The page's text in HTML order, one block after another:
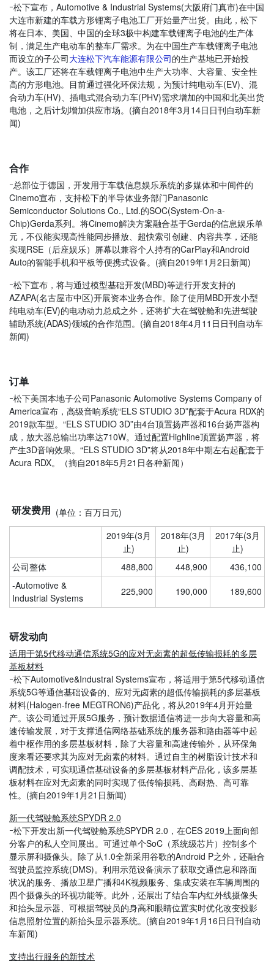
ｰ松下宣布，Automotive & Industrial Systems(大阪府门真市)在中国
大连市新建的车载方形锂离子电池工厂开始量产出货。由此，松下
将在日本、美国、中国的全球3极中构建车载锂离子电池的生产体
制，满足生产电动车的整车厂需求。为在中国生产车载锂离子电池
而设立的子公司大连松下汽车能源有限公司的生产基地已开始投
产。该工厂还将在车载锂离子电池中生产大功率、大容量、安全性
高的方形电池。目前通过强化环保法规，为预计纯电动车(EV)、混
合动力车(HV)、插电式混合动力车(PHV)需求增加的中国和北美出货
电池，之后计划增加供应市场。(摘自2018年3月14日日刊自动车新
闻)
合作
ｰ总部位于德国，开发用于车载信息娱乐系统的多媒体和中间件的
Cinemo宣布，支持松下的半导体业务部门Panasonic
Semiconductor Solutions Co., Ltd.的SOC(System-On-a-
Chip)Gerda系列。将Cinemo解决方案融合基于Gerda的信息娱乐单
元，不仅能实现高性能同步播放、超快索引创建、内容共享，还能
实现RSE（后座娱乐）屏幕以兼容个人持有的CarPlay和Android
Auto的智能手机和平板等便携式设备。(摘自2019年1月2日新闻)
ｰ松下宣布，将与通过模型基础开发(MBD)等进行开发支持的
AZAPA(名古屋市中区)开展资本业务合作。除了使用MBD开发小型
纯电动车(EV)的电动动力总成之外，还将扩大在驾驶舱和先进驾驶
辅助系统(ADAS)领域的合作范围。(摘自2018年4月11日日刊自动车
新闻)
订单
ｰ松下美国本地子公司Panasonic Automotive Systems Company of
America宣布，高级音响系统“ELS STUDIO 3D”配套于Acura RDX的
2019款车型。“ELS STUDIO 3D”由4台顶置扬声器和16台扬声器构
成，放大器总输出功率达710W。通过配置Highline顶置扬声器，将
产生3D音响效果。“ELS STUDIO 3D”将从2018年中期左右起配套于
Acura RDX。（摘自2018年5月21 日各种新闻）
研发费用 (单位：百万日元)
2019年(3月
止)
2018年(3月
止)
2017年(3月
止)
公司整体
488,800 448,900
436,100
-Automotive &
Industrial Systems
225,900 190,000 189,600
研发动向
适用于第5代移动通信系统5G的应对无卤素的超低传输损耗的多层
基板材料
ｰ松下Automotive&Industral Systems宣布，将适用于第5代移动通信
系统5G等通信基础设备的、应对无卤素的超低传输损耗的多层基板
材料(Halogen-free MEGTRON6)产品化，将从2019年4月开始量
产。该公司通过开展5G服务，预计数据通信将进一步向大容量和高
速传输发展，对于支撑通信网络基础系统的服务器和路由器等中起
着中枢作用的多层基板材料，除了大容量和高速传输外，从环保角
度来看还要求其为应对无卤素的材料。通过自主的树脂设计技术和
调配技术，可实现通信基础设备的多层基板材料产品化，该多层基
板材料在应对无卤素的同时实现了低传输损耗、高耐热、高可靠
性。(摘自2019年1月21日新闻)
新一代驾驶舱系统SPYDR 2.0
ｰ松下开发出新一代驾驶舱系统SPYDR 2.0，在CES 2019上面向部
分客户的私人空间展出。可通过单个SoC（系统级芯片）控制多个
显示屏和摄像头。除了从1.0全新采用谷歌的Android P之外，还融合
驾驶员监控系统(DMS)。利用示范设备演示了获取交通信息和路面
状况的服务、播放卫星广播和4K视频服务、集成安装在车辆周围的
四个摄像头的环视功能等。此外，还展出了结合车内红外线摄像头
和抬头显示器、可根据驾驶员的身高和眼睛位置实时优化改变投影
信息照射位置的新抬头显示器系统。(摘自2019年1月16日日刊自动
车新闻)
支持出行服务的新技术